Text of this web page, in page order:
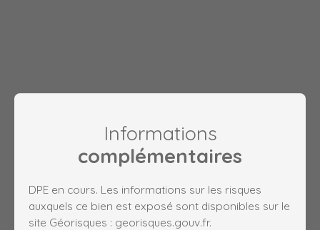
Informations
complémentaires
DPE en cours. Les informations sur les risques
auxquels ce bien est exposé sont disponibles sur le
site Géorisques : georisques.gouv.fr.